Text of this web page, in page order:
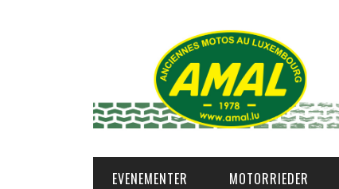
EVENEMENTER MOTORRIEDER